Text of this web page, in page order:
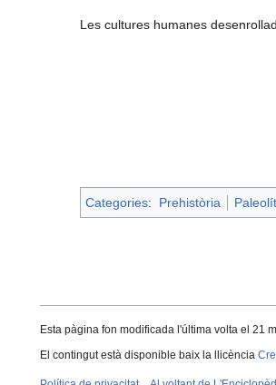
Les cultures humanes
Categories: Prehistòria
Esta pàgina fon modificada l'última volta el 21
El contingut està disponible baix la llicència